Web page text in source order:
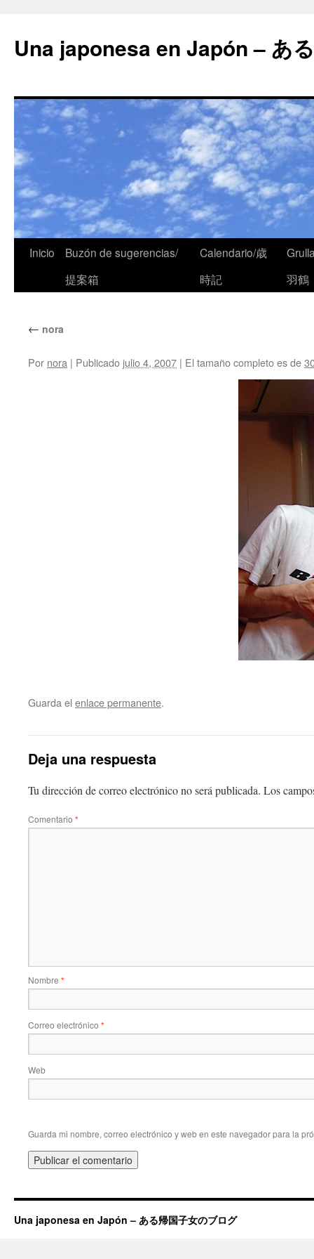
Una japonesa en Japón – あ
Inicio
Buzón de sugerencias/
提案箱
Calendario/歳
時記
羽鶴
← nora
Por nora | Publicado julio 4, 2007 | El tamaño completo es de
Guarda el enlace permanente.
Deja una respuesta
Tu dirección de correo electrónico no será publicada. Los
Comentario *
Nombre *
Correo electrónico *
Web
Guarda mi nombre, correo electrónico y web en este navegador para la
Una japonesa en Japón – ある帰国子女のブログ